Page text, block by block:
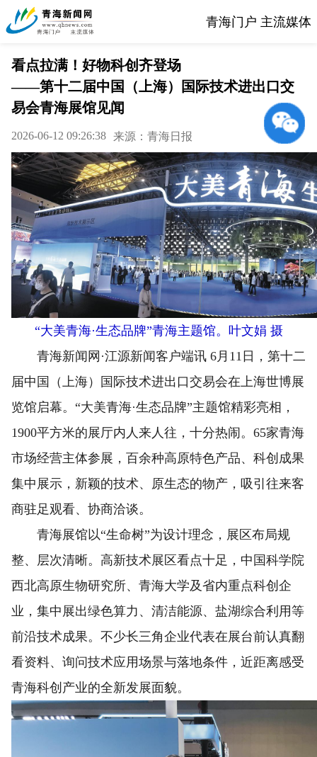
青海门户 主流媒体
看点拉满！好物科创齐登场
——第十二届中国（上海）国际技术进出口交
易会青海展馆见闻
2026-06-12 09:26:38 来源：青海日报
“大美青海·生态品牌”青海主题馆。叶文娟 摄
青海新闻网·江源新闻客户端讯 6月11日，第十二
届中国（上海）国际技术进出口交易会在上海世博展
览馆启幕。“大美青海·生态品牌”主题馆精彩亮相，
1900平方米的展厅内人来人往，十分热闹。65家青海
市场经营主体参展，百余种高原特色产品、科创成果
集中展示，新颖的技术、原生态的物产，吸引往来客
商驻足观看、协商洽谈。
青海展馆以“生命树”为设计理念，展区布局规
整、层次清晰。高新技术展区看点十足，中国科学院
西北高原生物研究所、青海大学及省内重点科创企
业，集中展出绿色算力、清洁能源、盐湖综合利用等
前沿技术成果。不少长三角企业代表在展台前认真翻
看资料、询问技术应用场景与落地条件，近距离感受
青海科创产业的全新发展面貌。